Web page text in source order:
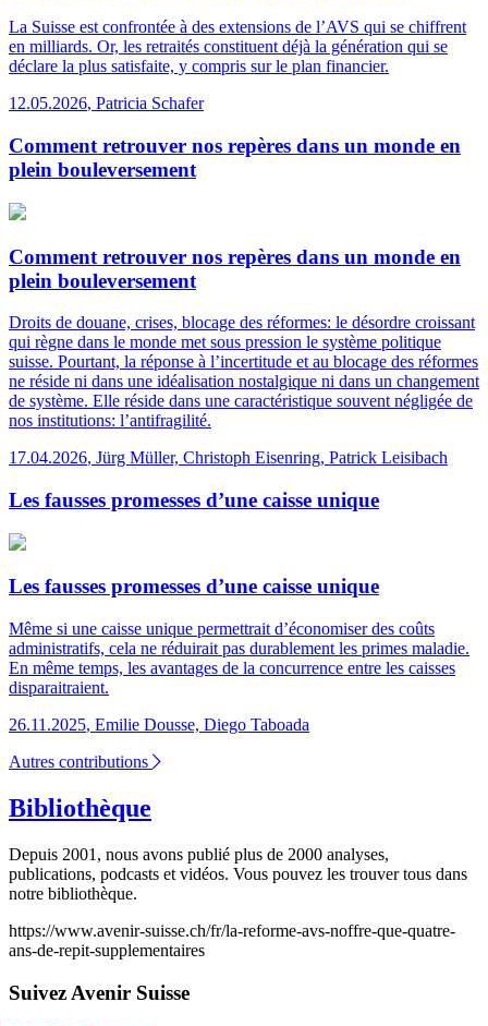
La Suisse est confrontée à des extensions de l’AVS qui se chiffrent
en milliards. Or, les retraités constituent déjà la génération qui se
déclare la plus satisfaite, y compris sur le plan financier.
12.05.2026, Patricia Schafer
Comment retrouver nos repères dans un monde en
plein bouleversement
Comment retrouver nos repères dans un monde en
plein bouleversement
Droits de douane, crises, blocage des réformes: le désordre croissant
qui règne dans le monde met sous pression le système politique
suisse. Pourtant, la réponse à l’incertitude et au blocage des réformes
ne réside ni dans une idéalisation nostalgique ni dans un changement
de système. Elle réside dans une caractéristique souvent négligée de
nos institutions: l’antifragilité.
17.04.2026, Jürg Müller, Christoph Eisenring, Patrick Leisibach
Les fausses promesses d’une caisse unique
Les fausses promesses d’une caisse unique
Même si une caisse unique permettrait d’économiser des coûts
administratifs, cela ne réduirait pas durablement les primes maladie.
En même temps, les avantages de la concurrence entre les caisses
disparaitraient.
26.11.2025, Emilie Dousse, Diego Taboada
Autres contributions
Bibliothèque
Depuis 2001, nous avons publié plus de 2000 analyses,
publications, podcasts et vidéos. Vous pouvez les trouver tous dans
notre bibliothèque.
https://www.avenir-suisse.ch/fr/la-reforme-avs-noffre-que-quatre-
ans-de-repit-supplementaires
Suivez Avenir Suisse